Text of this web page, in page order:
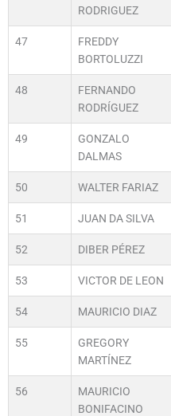
RODRIGUEZ
47
FREDDY
BORTOLUZZI
48
FERNANDO
RODRÍGUEZ
49
GONZALO
DALMAS
50 WALTER FARIAZ
51 JUAN DA SILVA
52 DIBER PÉREZ
53 VICTOR DE LEON
54 MAURICIO DIAZ
55
GREGORY
MARTÍNEZ
56
MAURICIO
BONIFACINO